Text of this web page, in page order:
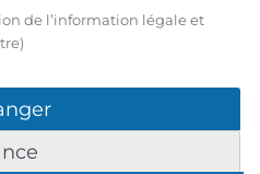
de l’information légale et